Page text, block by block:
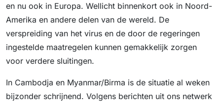
en nu ook in Europa. Wellicht binnenkort ook in Noord-
Amerika en andere delen van de wereld. De
verspreiding van het virus en de door de regeringen
ingestelde maatregelen kunnen gemakkelijk zorgen
voor verdere sluitingen.
In Cambodja en Myanmar/Birma is de situatie al weken
bijzonder schrijnend. Volgens berichten uit ons netwerk